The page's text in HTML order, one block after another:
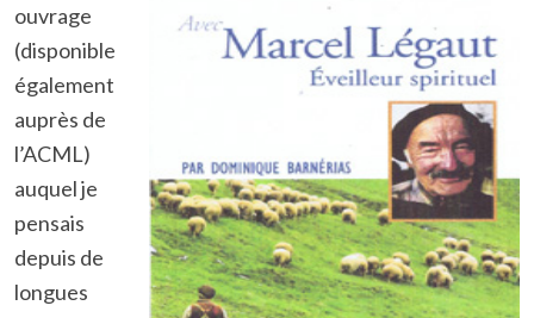
ouvrage
(disponible
également
auprès de
l’ACML)
auquel je
pensais
depuis de
longues